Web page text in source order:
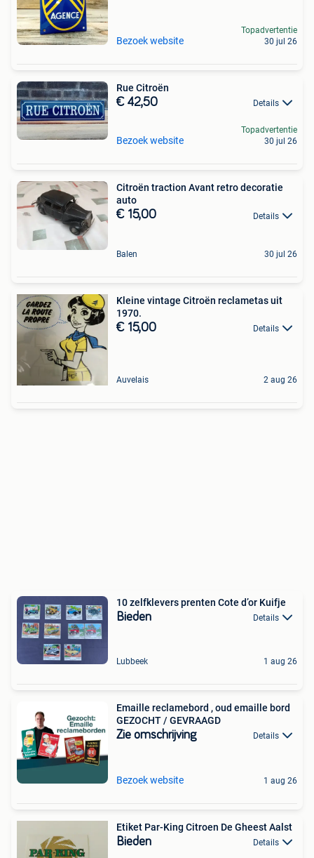
Bezoek website
Topadvertentie
30 jul 26
Rue Citroën
€ 42,50 Details
Bezoek website
Topadvertentie
30 jul 26
Citroën traction Avant retro decoratie
auto
€ 15,00 Details
Balen 30 jul 26
Kleine vintage Citroën reclametas uit
1970.
€ 15,00 Details
Auvelais 2 aug 26
10 zelfklevers prenten Cote d’or Kuifje
Bieden Details
Lubbeek 1 aug 26
Emaille reclamebord , oud emaille bord
GEZOCHT / GEVRAAGD
Zie omschrijving Details
Bezoek website 1 aug 26
Etiket Par-King Citroen De Gheest Aalst
Bieden Details